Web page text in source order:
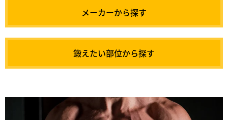
メーカーから探す
鍛えたい部位から探す